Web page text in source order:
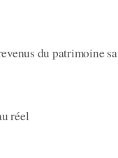
du patrimoine
réel